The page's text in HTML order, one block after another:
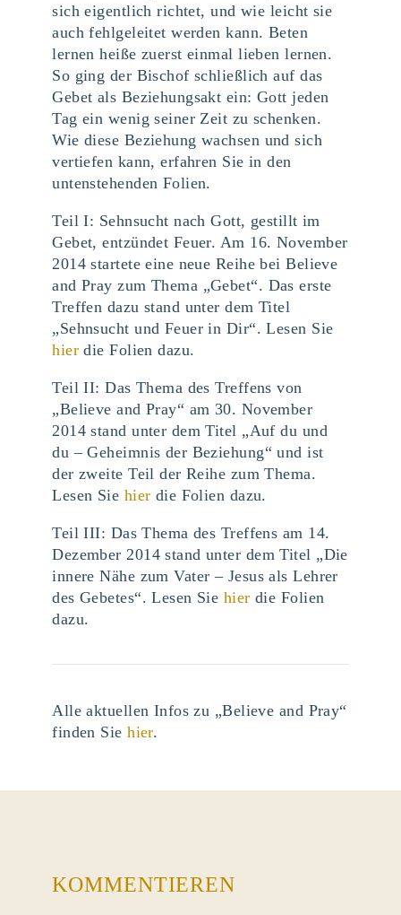
sich eigentlich richtet, und wie leicht sie
auch fehlgeleitet werden kann. Beten
lernen heiße zuerst einmal lieben lernen.
So ging der Bischof schließlich auf das
Gebet als Beziehungsakt ein: Gott jeden
Tag ein wenig seiner Zeit zu schenken.
Wie diese Beziehung wachsen und sich
vertiefen kann, erfahren Sie in den
untenstehenden Folien.
Teil I: Sehnsucht nach Gott, gestillt im
Gebet, entzündet Feuer. Am 16. November
2014 startete eine neue Reihe bei Believe
and Pray zum Thema „Gebet“. Das erste
Treffen dazu stand unter dem Titel
„Sehnsucht und Feuer in Dir“. Lesen Sie
hier die Folien dazu.
Teil II: Das Thema des Treffens von
„Believe and Pray“ am 30. November
2014 stand unter dem Titel „Auf du und
du – Geheimnis der Beziehung“ und ist
der zweite Teil der Reihe zum Thema.
Lesen Sie hier die Folien dazu.
Teil III: Das Thema des Treffens am 14.
Dezember 2014 stand unter dem Titel „Die
innere Nähe zum Vater – Jesus als Lehrer
des Gebetes“. Lesen Sie hier die Folien
dazu.
Alle aktuellen Infos zu „Believe and Pray“
finden Siehier.
KOMMENTIEREN